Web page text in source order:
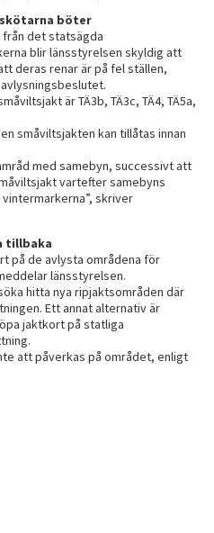
böter
det statsägda
blir länsstyrelsen skyldig att
deras renar är på fel ställen,
är TÄ3b, TÄ3c, TÄ4, TÄ5a,
småviltsjakten kan tillåtas innan
med samebyn, successivt att
vartefter samebyns
skriver
tillbaka
på de avlysta områdena för
länsstyrelsen.
hitta nya ripjaktsområden där
Ett annat alternativ är
jaktkort på statliga
att påverkas på området, enligt